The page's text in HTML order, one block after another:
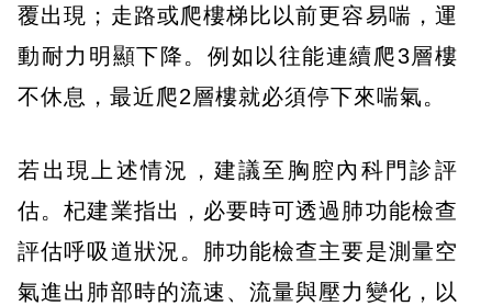
覆出現；走路或爬樓梯比以前更容易喘，運
動耐力明顯下降。例如以往能連續爬3層樓
不休息，最近爬2層樓就必須停下來喘氣。
若出現上述情況，建議至胸腔內科門診評
估。杞建業指出，必要時可透過肺功能檢查
評估呼吸道狀況。肺功能檢查主要是測量空
氣進出肺部時的流速、流量與壓力變化，以